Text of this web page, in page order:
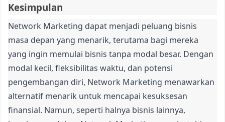
Kesimpulan
Network Marketing dapat menjadi peluang bisnis
masa depan yang menarik, terutama bagi mereka
yang ingin memulai bisnis tanpa modal besar. Dengan
modal kecil, fleksibilitas waktu, dan potensi
pengembangan diri, Network Marketing menawarkan
alternatif menarik untuk mencapai kesuksesan
finansial. Namun, seperti halnya bisnis lainnya,